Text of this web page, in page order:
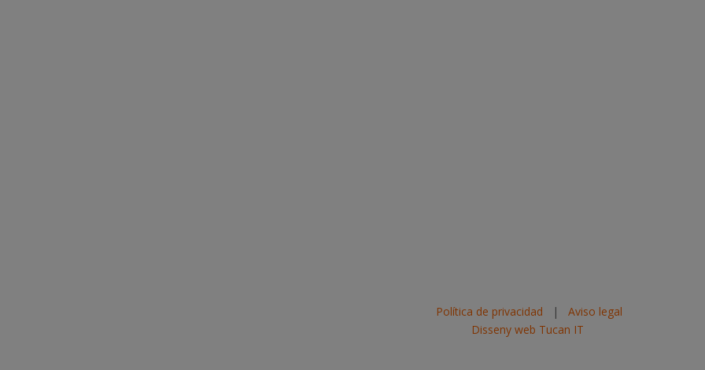
Política de privacidad | Aviso legal
Disseny web Tucan IT